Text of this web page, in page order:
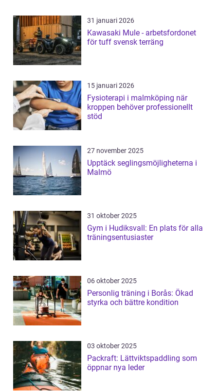
31 januari 2026
Kawasaki Mule - arbetsfordonet
för tuff svensk terräng
15 januari 2026
Fysioterapi i malmköping när
kroppen behöver professionellt
stöd
27 november 2025
Upptäck seglingsmöjligheterna i
Malmö
31 oktober 2025
Gym i Hudiksvall: En plats för alla
träningsentusiaster
06 oktober 2025
Personlig träning i Borås: Ökad
styrka och bättre kondition
03 oktober 2025
Packraft: Lättviktspaddling som
öppnar nya leder